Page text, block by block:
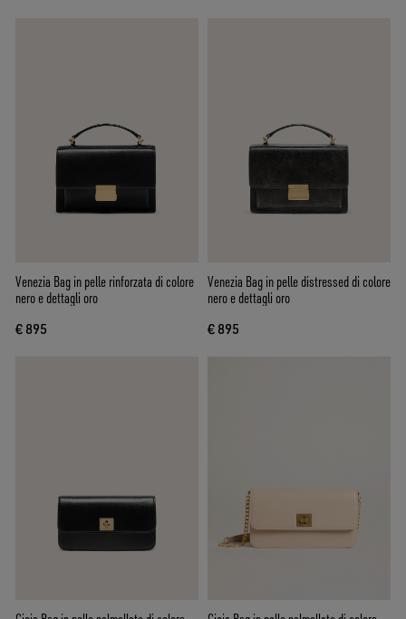
Venezia Bag in pelle rinforzata di colore
nero e dettagli oro
€ 895
Venezia Bag in pelle distressed di colore
nero e dettagli oro
€ 895